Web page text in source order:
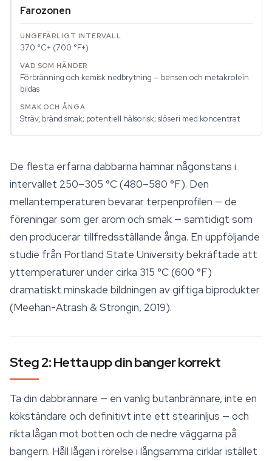
Farozonen
370 °C+ (700 °F+)
Förbränning och kemisk nedbrytning — bensen och metakrolein
bildas
Sträv, bränd smak; potentiell hälsorisk; slöseri med koncentrat
De flesta erfarna dabbarna hamnar någonstans i
intervallet 250–305 °C (480–580 °F). Den
mellantemperaturen bevarar terpenprofilen — de
föreningar som ger arom och smak — samtidigt som
den producerar tillfredsställande ånga. En uppföljande
studie från Portland State University bekräftade att
yttemperaturer under cirka 315 °C (600 °F)
dramatiskt minskade bildningen av giftiga biprodukter
(Meehan-Atrash & Strongin, 2019).
Steg 2: Hetta upp din banger korrekt
Ta din dabbrännare — en vanlig butanbrännare, inte en
kökständare och definitivt inte ett stearinljus — och
rikta lågan mot botten och de nedre väggarna på
bangern. Håll lågan i rörelse i långsamma cirklar istället